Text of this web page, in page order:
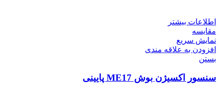
اطلاعات بیشتر
مقایسه
نمایش سریع
افزودن به علاقه مندی
بستن
سنسور اکسیژن بوش ME17 پایینی